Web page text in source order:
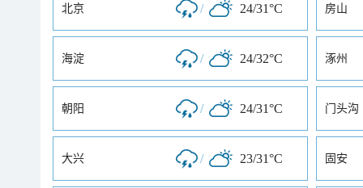
北京 / 24/31°C 房山
海淀 / 24/32°C 涿州
朝阳 / 24/31°C 门头沟
大兴 / 23/31°C 固安